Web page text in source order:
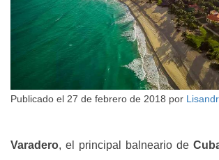
Publicado el 27 de febrero de 2018 por
Varadero, el principal balneario de